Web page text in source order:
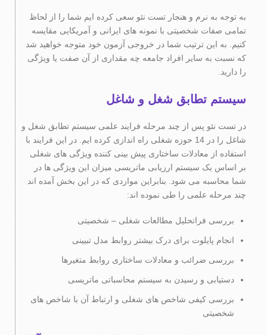
به توجه به نرم و هنجار تست نئو سعی کرده ایم شما را از لحاظ
تمامی صفات شخصیتی با نمونه های ایرانی و آمریکایی مقایسه
کنیم. به این ترتیب شما در خروجی آزمون خود متوجه خواهید شد
که نسبت به سایر افراد جامعه چه مقداری از آن صفت یا ویژگی
را دارید.
سیستم تطابق شغل و شاغل
در تست نئو پس از چند مرحله فرایند علمی سیستم تطابق شغل و
شاغل را در 14 حوزه شغلی راه اندازی کرده ایم. در این فرایند با
استفاده از معادلات ساختاری پیش بینی کننده ویژگی های شغلی
بر اساس یک سیستم ارزیابی ماتریسی میزان این ویژگی ها در
شما محاسبه می شود. بنابراین مواردی که در این بخش آمده اند
چند مرحله علمی را طی نموده اند:
بررسی فراتحلیل مطالعات شغلی – شخصیتی
انجام پایلوت برای درک بیشتر روابط مدل تبیینی
بررسی ضرائب و معادلات ساختاری روابط متغیرها
دستیابی و رسیدن به سیستم محاسباتی ماتریسی
بررسی کیفی شاخص های شغلی و ارتباط آن با شاخص های
شخصیتی